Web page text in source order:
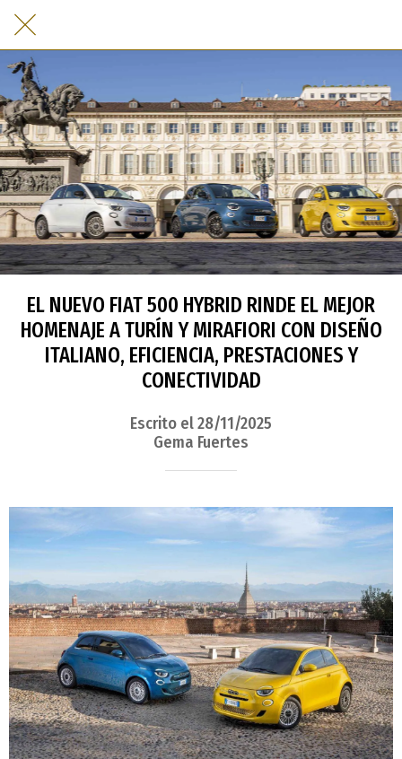
EL NUEVO FIAT 500 HYBRID RINDE EL MEJOR
HOMENAJE A TURÍN Y MIRAFIORI CON DISEÑO
ITALIANO, EFICIENCIA, PRESTACIONES Y
CONECTIVIDAD
Escrito el 28/11/2025
Gema Fuertes